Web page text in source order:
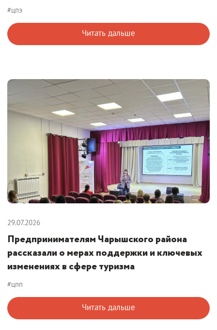
#цпэ
Читать дальше
29.07.2026
Предпринимателям Чарышского района
рассказали о мерах поддержки и ключевых
изменениях в сфере туризма
#цпп
Читать дальше